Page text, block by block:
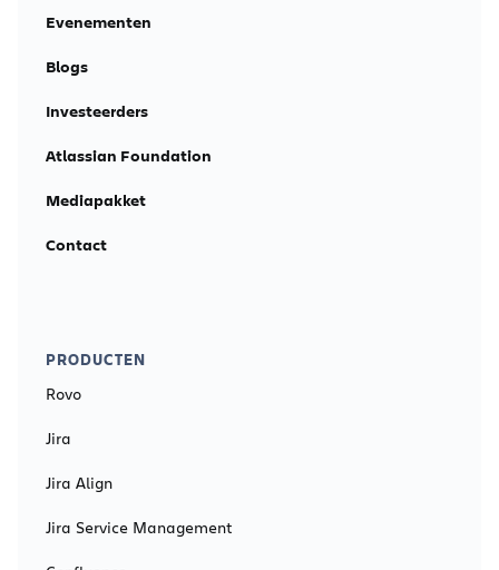
Evenementen
Blogs
Investeerders
Atlassian Foundation
Mediapakket
Contact
PRODUCTEN
Rovo
Jira
Jira Align
Jira Service Management